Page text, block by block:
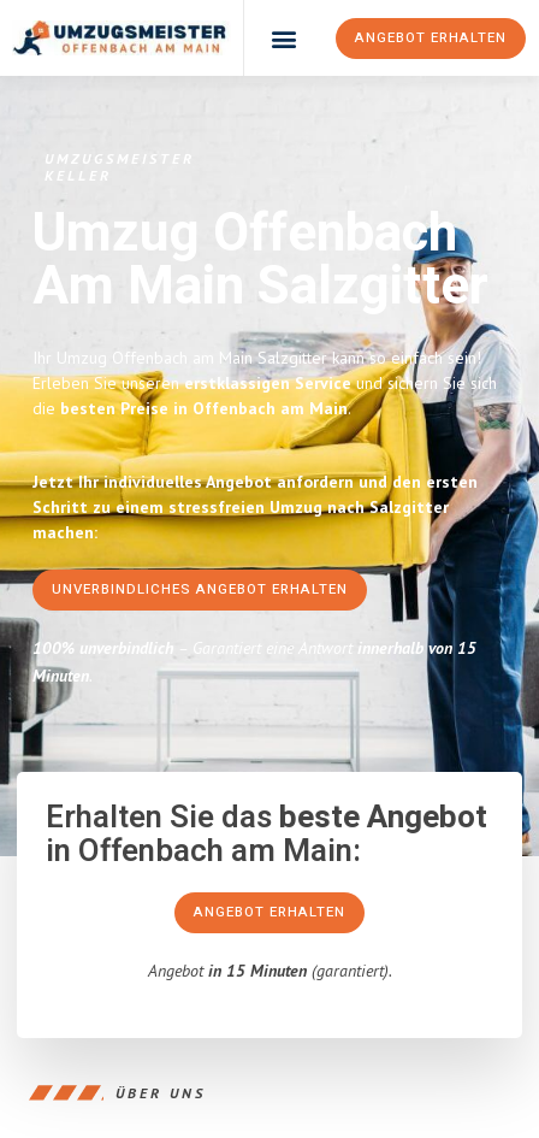
ANGEBOT ERHALTEN
UMZUGSMEISTER
KELLER
Umzug Offenbach
Am Main Salzgitter
Ihr Umzug Offenbach am Main Salzgitter kann so einfach sein!
Erleben Sie unserenerstklassigen Serviceund sichern Sie sich
die besten Preise in Offenbach am Main.
Jetzt Ihr individuelles Angebot anfordern und den ersten
Schritt zu einem stressfreien Umzug nach Salzgitter
machen:
UNVERBINDLICHES ANGEBOT ERHALTEN
100% unverbindlich – Garantiert eine Antwort innerhalb von 15
Minuten.
Erhalten Sie dasbeste Angebot
in Offenbach am Main:
ANGEBOT ERHALTEN
Angebotin 15 Minuten(garantiert).
ÜBER UNS